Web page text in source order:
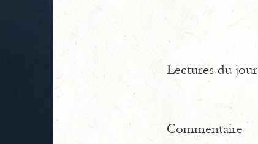
Lectures du jour
Commentaire